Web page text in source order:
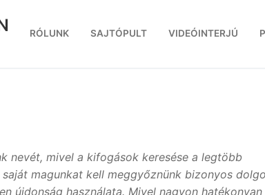
RÓLUNK SAJTÓPULT VIDEÓINTERJÚ
nevét, mivel a kifogások keresése a legtöbb
magunkat kell meggyőznünk bizonyos
újdonság használata. Mivel nagyon hatékonyan